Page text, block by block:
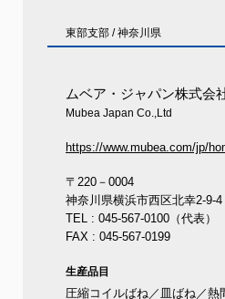
東部支部 /神奈川県
ムベア・ジャパン株式会
Mubea Japan Co.,Ltd
https://www.mubea.com/jp/
〒220－0004
神奈川県横浜市西区北幸
TEL : 045-567-0100（代表）
FAX : 045-567-0199
生産品目
圧縮コイルばね／皿ばね／